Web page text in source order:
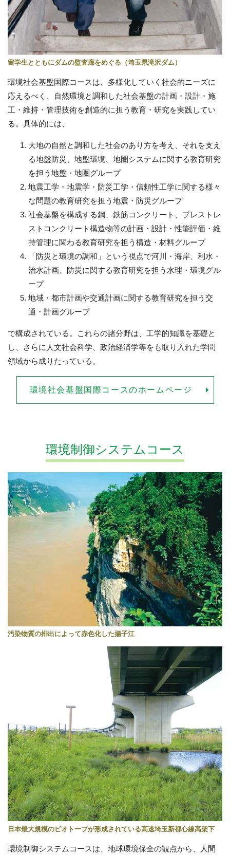
留学生とともにダムの監査廊をめぐる（埼玉県滝沢ダム）
環境社会基盤国際コースは、多様化していく社会的ニーズに
応えるべく、自然環境と調和した社会基盤の計画・設計・施
工・維持・管理技術を創造的に担う教育・研究を実践してい
る。具体的には、
大地の自然と調和した社会のあり方を考え、それを支え
る地盤防災、地盤環境、地圏システムに関する教育研究
を担う地盤・地圏グループ
地震工学・地震学・防災工学・信頼性工学に関する様々
な問題の教育研究を担う地震・防災グループ
社会基盤を構成する鋼、鉄筋コンクリート、プレストレ
ストコンクリート構造物等の計画・設計・性能評価・維
持管理に関わる教育研究を担う構造・材料グループ
「防災と環境の調和」という視点で河川・海岸、利水・
治水計画、防災に関する教育研究を担う水理・環境グル
ープ
地域・都市計画や交通計画に関する教育研究を担う交
通・計画グループ
で構成されている。これらの諸分野は、工学的知識を基礎と
し、さらに人文社会科学、政治経済学等をも取り入れた学問
領域から成りたっている。
環境社会基盤国際コースのホームページ
環境制御システムコース
汚染物質の排出によって赤色化した揚子江
日本最大規模のビオトープが形成されている高速埼玉新都心線高架下
環境制御システムコースは、地球環境保全の観点から、人間